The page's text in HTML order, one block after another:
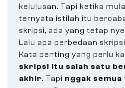
kelulusan. Tapi ketika
ternyata istilah itu
skripsi, ada yang tetap
Lalu apa perbedaan
Kata penting yang perlu
skripsi itu salah satu
akhir. Tapi nggak